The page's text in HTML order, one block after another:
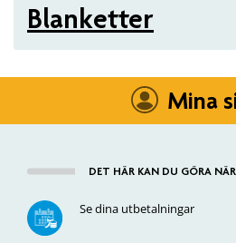
Blanketter
Mina
DET HÄR KAN DU GÖRA
Se dina utbetalningar